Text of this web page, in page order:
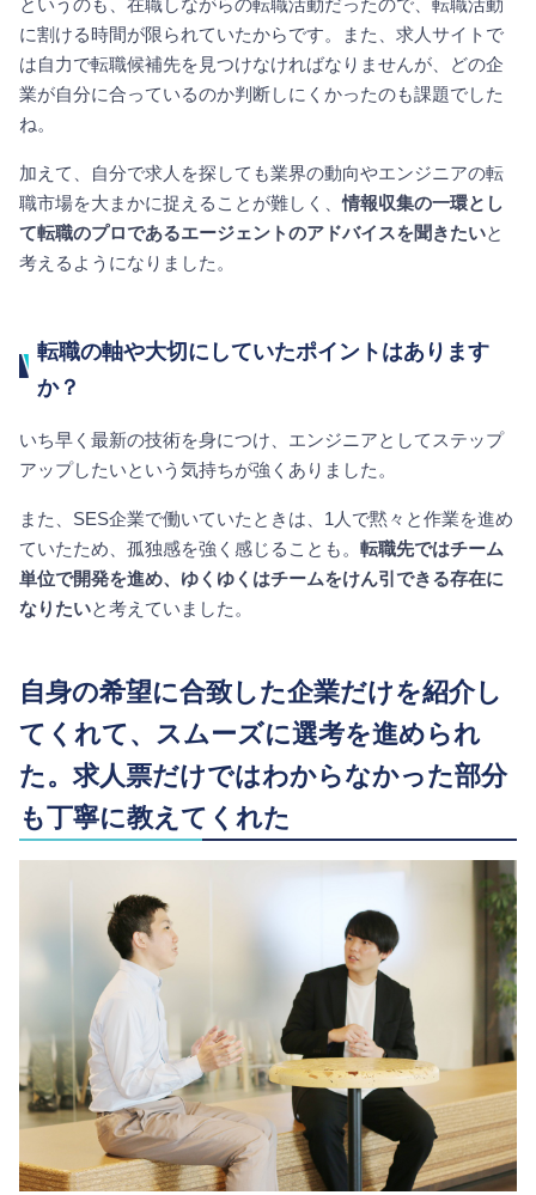
というのも、在職しながらの転職活動だったので、転職活動
に割ける時間が限られていたからです。また、求人サイトで
は自力で転職候補先を見つけなければなりませんが、どの企
業が自分に合っているのか判断しにくかったのも課題でした
ね。
加えて、自分で求人を探しても業界の動向やエンジニアの転
職市場を大まかに捉えることが難しく、情報収集の一環とし
て転職のプロであるエージェントのアドバイスを聞きたいと
考えるようになりました。
転職の軸や大切にしていたポイントはあります
か？
いち早く最新の技術を身につけ、エンジニアとしてステップ
アップしたいという気持ちが強くありました。
また、SES企業で働いていたときは、1人で黙々と作業を進め
ていたため、孤独感を強く感じることも。 転職先ではチーム
単位で開発を進め、ゆくゆくはチームをけん引できる存在に
なりたいと考えていました。
自身の希望に合致した企業だけを紹介し
てくれて、スムーズに選考を進められ
た。求人票だけではわからなかった部分
も丁寧に教えてくれた